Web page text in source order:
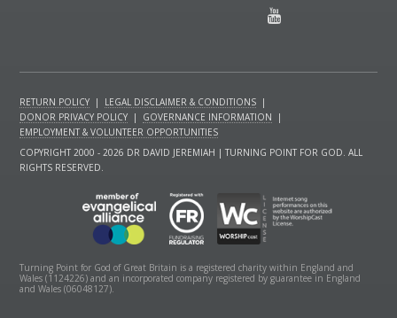
RETURN POLICY | LEGAL DISCLAIMER & CONDITIONS |
DONOR PRIVACY POLICY | GOVERNANCE INFORMATION
|
EMPLOYMENT & VOLUNTEER OPPORTUNITIES
COPYRIGHT 2000 - 2026 DR DAVID JEREMIAH | TURNING POINT FOR GOD. ALL
RIGHTS RESERVED.
Turning Point for God of Great Britain is a registered charity within England and
Wales (1124226) and an incorporated company registered by guarantee in England
and Wales (06048127).